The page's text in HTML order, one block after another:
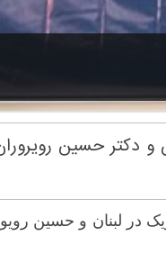
دکتر حسین
در لبنان و حسین